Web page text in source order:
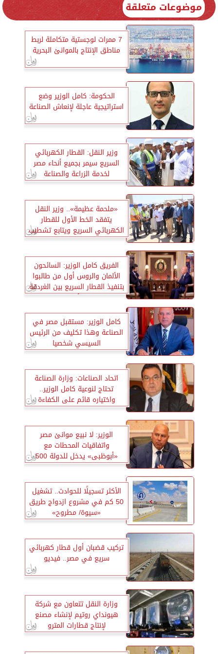
موضوعات متعلقة
7 ممرات لوجستية متكاملة لربط
مناطق الإنتاج بالموانئ البحرية
الحكومة: كامل الوزير وضع
استراتيجية عاجلة لإنعاش الصناعة
وزير النقل: القطار الكهربائي
السريع سيمر بجميع أنحاء مصر
لخدمة الزراعة والصناعة
«ملحمة عظيمة».. وزير النقل
يتفقد الخط الأول للقطار
الكهربائي السريع ويتابع تشطيب
المحطات
الفريق كامل الوزير: السائحون
الألمان والروس أول من طالبوا
بتنفيذ القطار السريع بين الغردقة
والأقصر
كامل الوزير: مستقبل مصر في
الصناعة وهذا تكليف من الرئيس
السيسي شخصيا
اتحاد الصناعات: وزارة الصناعة
تحتاج لنوعية كامل الوزير..
واختياره قائم على الكفاءة
الوزير: لا نبيع موانئ مصر
واتفاقيات المحطات مع
«أبوظبى» يدخل للدولة 500
مليون دولار
الأكثر تسجيلًا للحوادث.. تشغيل
50 كم في مشروع ازدواج طريق
«سيوة/ مطروح»
تركيب قضبان أول قطار كهربائي
سريع في مصر.. فيديو
وزارة النقل تتعاون مع شركة
هيونداي روتيم لإنشاء مصنع
لإنتاج قطارات المترو